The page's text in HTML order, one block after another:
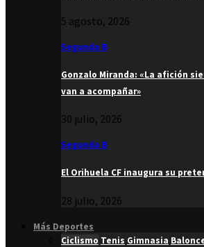
5 agosto, 2026
Segunda B
Gonzalo Miranda: «La afición
van a acompañar»
30 julio, 2026
Segunda B
El Orihuela CF inaugura su
28 julio, 2026
Más Deportes
Ciclismo Tenis Gimnasia